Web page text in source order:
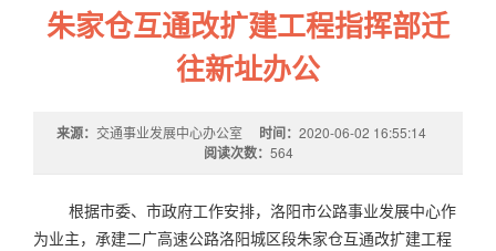
朱家仓互通改扩建工程指挥部迁
往新址办公
来源： 交通事业发展中心办公室 时间： 2020-06-02 16:55:14
阅读次数： 564
根据市委、市政府工作安排，洛阳市公路事业发展中心作
为业主，承建二广高速公路洛阳城区段朱家仓互通改扩建工程